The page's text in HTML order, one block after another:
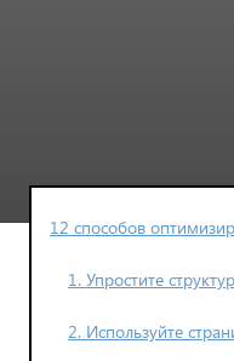
12 способов
1. Упростите
2. Используйте